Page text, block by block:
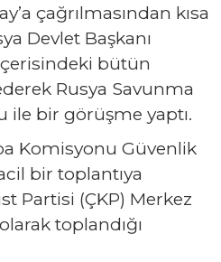
çağrılmasından kısa
Devlet Başkanı
bütün
Rusya Savunma
ile bir görüşme yaptı.
Komisyonu Güvenlik
bir toplantıya
Partisi (ÇKP) Merkez
toplandığı